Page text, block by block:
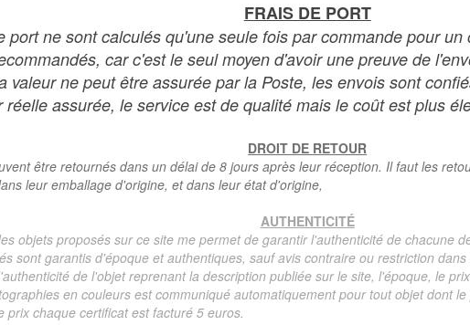
FRAIS DE PORT
port ne sont calculés qu'une seule fois par commande pour
car c'est le seul moyen d'avoir une preuve de
valeur ne peut être assurée par la Poste, les envois sont
réelle assurée, le service est de qualité mais le coût est plus
DROIT DE RETOUR
être retournés dans un délai de 8 jours après leur réception. Il faut les
leur emballage d'origine, et dans leur état d'origine,
AUTHENTICITÉ
objets proposés sur ce site me permet de garantir l'authenticité de chacune
sont garantis d'époque et authentiques, sauf avis contraire ou restriction dans
de l'objet reprenant la description publiée sur le site, l'époque, le
en couleurs est communiqué automatiquement pour tout objet dont
prix chaque certificat est facturé 5 euros.